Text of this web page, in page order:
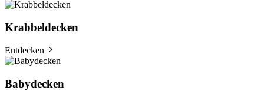
Krabbeldecken
Entdecken
Babydecken